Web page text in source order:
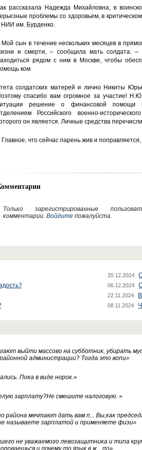
рассказала Надежда Михайловна, в
проблемы со здоровьем, в
НИИ им. Бурденко.
Мой сын в течение нескольких месяцев в
и смерти, – сообщила мать солдата.
рядом с ним в Москве, чтобы
ком
солдатских матерей и лично Никиты
спасибо вам огромное за участие!
решение о финансовой помощи
Российского военно-
он является. Личные средства
Главное, что сейчас парень жив и поправляется,
Только зарегистрированные
комментарии. Войдитепожалуйста.
20.12.2024
06.12.2024
22.11.2024
08.11.2024
выйти массово на субботник, убирать
администрации? Тогда это вопи»
Пока в виде норок.»
зарплату?Не смешите налоговую. »
района мечтают дать вам п... Вы,как
называете зарплатой и применяете физи»
не уважаемого левозащитника и типа
и почему то язык в ж... по»